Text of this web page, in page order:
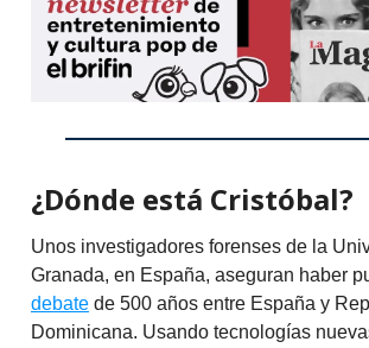
¿Dónde está Cristóbal?
Unos investigadores forenses de la
Granada, en España, aseguran haber
debate de 500 años entre España y
Dominicana. Usando tecnologías